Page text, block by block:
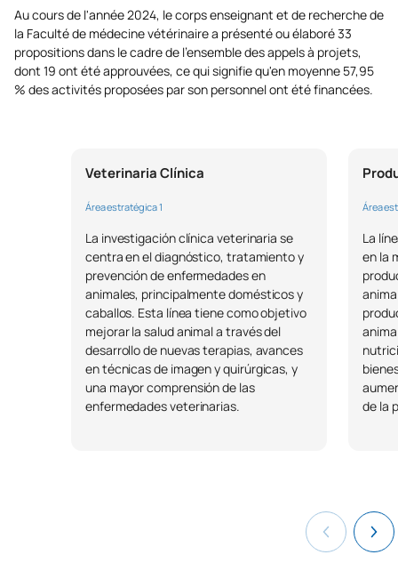
Au cours de l'année 2024, le corps enseignant et de recherche de
la Faculté de médecine vétérinaire a présenté ou élaboré 33
propositions dans le cadre de l'ensemble des appels à projets,
dont 19 ont été approuvées, ce qui signifie qu'en moyenne 57,95
% des activités proposées par son personnel ont été financées.
Veterinaria Clínica
Área estratégica 1
La investigación clínica veterinaria se
centra en el diagnóstico, tratamiento y
prevención de enfermedades en
animales, principalmente domésticos y
caballos. Esta línea tiene como objetivo
mejorar la salud animal a través del
desarrollo de nuevas terapias, avances
en técnicas de imagen y quirúrgicas, y
una mayor comprensión de las
enfermedades veterinarias.
Área
La
en la
de la